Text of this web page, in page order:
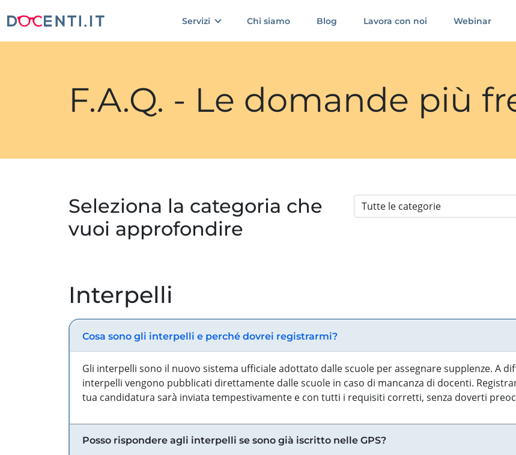
Servizi Chi siamo Blog Lavora con noi Webinar
F.A.Q. - Le domande più
Seleziona la categoria che
vuoi approfondire
Interpelli
Cosa sono gli interpelli e perché dovrei registrarmi?
Gli interpelli sono il nuovo sistema ufficiale adottato dalle scuole per assegnare supplenze. A
interpelli vengono pubblicati direttamente dalle scuole in caso di mancanza di docenti.
tua candidatura sarà inviata tempestivamente e con tutti i requisiti corretti, senza doverti
Posso rispondere agli interpelli se sono già iscritto nelle GPS?